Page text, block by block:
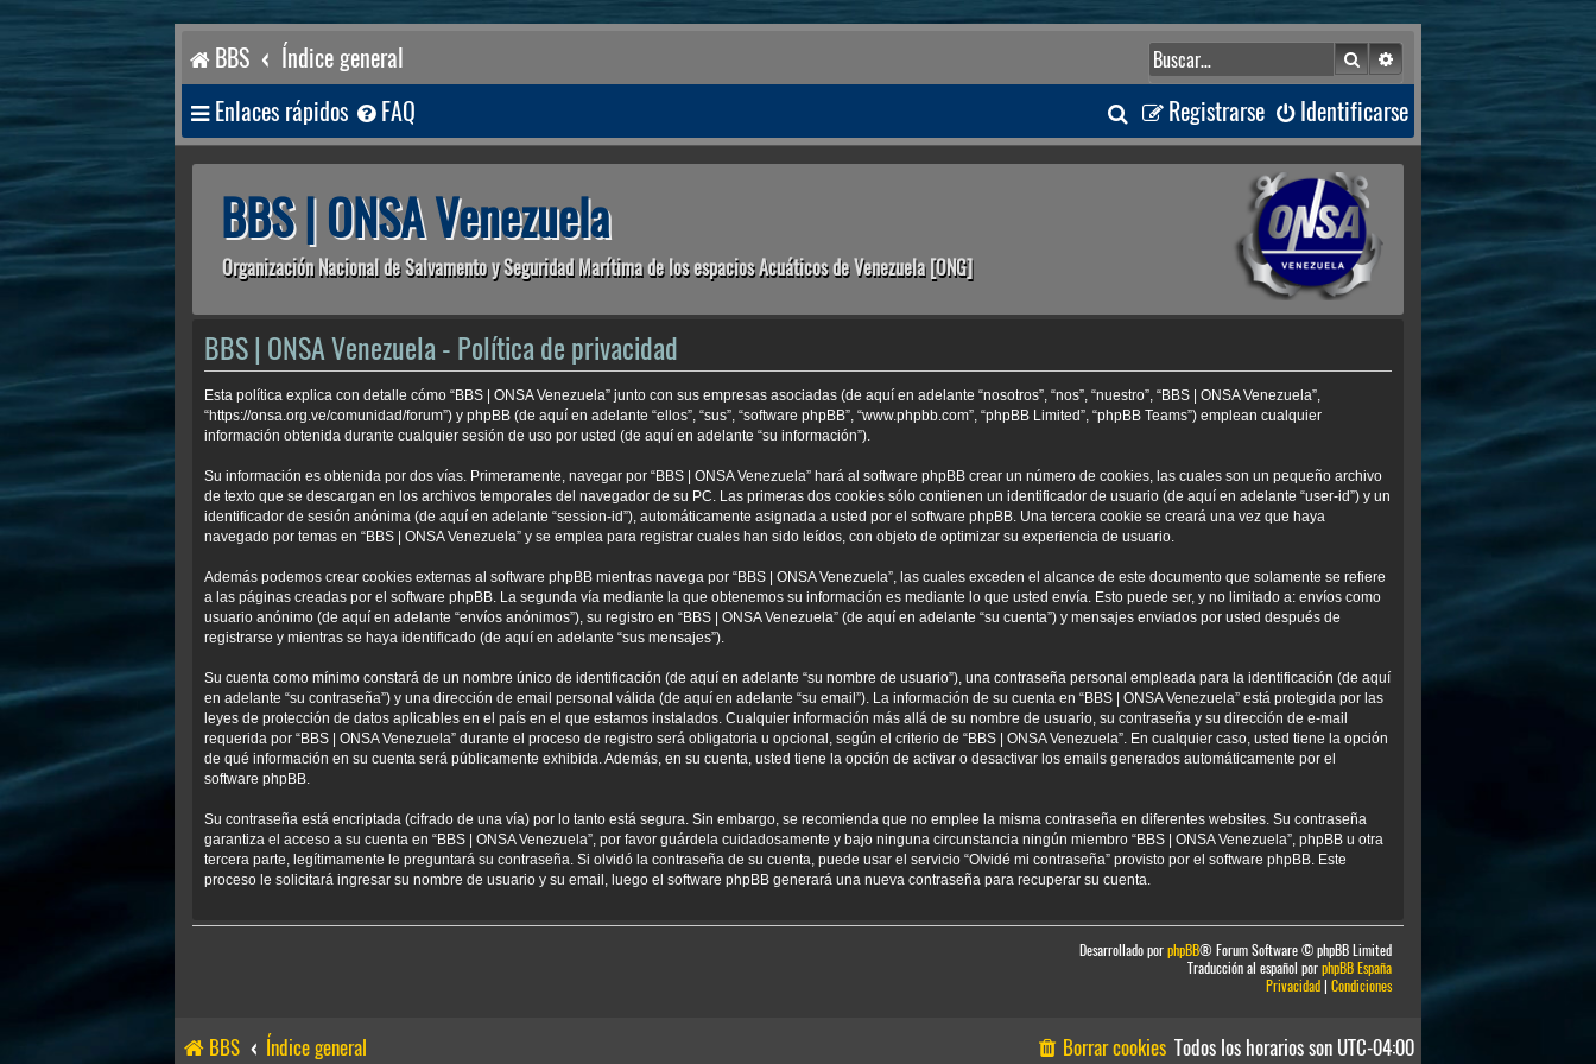
BBS Índice general BuscarBúsqueda avanzada
Enlaces rápidos FAQ Identificarse
Registrarse
B
u
a
r
BBS | ONSA Venezuela
Organización Nacional de Salvamento y Seguridad Marítima de los espacios Acuáticos de Venezuela [ONG]
BBS | ONSA Venezuela - Política de privacidad
Esta política explica con detalle cómo “BBS | ONSA Venezuela” junto con sus empresas asociadas (de aquí en adelante “nosotros”, “nos”, “nuestro”, “BBS | ONSA Venezuela”,
“https://onsa.org.ve/comunidad/forum”) y phpBB (de aquí en adelante “ellos”, “sus”, “software phpBB”, “www.phpbb.com”, “phpBB Limited”, “phpBB Teams”) emplean cualquier
información obtenida durante cualquier sesión de uso por usted (de aquí en adelante “su información”).
Su información es obtenida por dos vías. Primeramente, navegar por “BBS | ONSA Venezuela” hará al software phpBB crear un número de cookies, las cuales son un pequeño archivo
de texto que se descargan en los archivos temporales del navegador de su PC. Las primeras dos cookies sólo contienen un identificador de usuario (de aquí en adelante “user-id”) y un
identificador de sesión anónima (de aquí en adelante “session-id”), automáticamente asignada a usted por el software phpBB. Una tercera cookie se creará una vez que haya
navegado por temas en “BBS | ONSA Venezuela” y se emplea para registrar cuales han sido leídos, con objeto de optimizar su experiencia de usuario.
Además podemos crear cookies externas al software phpBB mientras navega por “BBS | ONSA Venezuela”, las cuales exceden el alcance de este documento que solamente se refiere
a las páginas creadas por el software phpBB. La segunda vía mediante la que obtenemos su información es mediante lo que usted envía. Esto puede ser, y no limitado a: envíos como
usuario anónimo (de aquí en adelante “envíos anónimos”), su registro en “BBS | ONSA Venezuela” (de aquí en adelante “su cuenta”) y mensajes enviados por usted después de
registrarse y mientras se haya identificado (de aquí en adelante “sus mensajes”).
Su cuenta como mínimo constará de un nombre único de identificación (de aquí en adelante “su nombre de usuario”), una contraseña personal empleada para la identificación (de aquí
en adelante “su contraseña”) y una dirección de email personal válida (de aquí en adelante “su email”). La información de su cuenta en “BBS | ONSA Venezuela” está protegida por las
leyes de protección de datos aplicables en el país en el que estamos instalados. Cualquier información más allá de su nombre de usuario, su contraseña y su dirección de e-mail
requerida por “BBS | ONSA Venezuela” durante el proceso de registro será obligatoria u opcional, según el criterio de “BBS | ONSA Venezuela”. En cualquier caso, usted tiene la opción
de qué información en su cuenta será públicamente exhibida. Además, en su cuenta, usted tiene la opción de activar o desactivar los emails generados automáticamente por el
software phpBB.
Su contraseña está encriptada (cifrado de una vía) por lo tanto está segura. Sin embargo, se recomienda que no emplee la misma contraseña en diferentes websites. Su contraseña
garantiza el acceso a su cuenta en “BBS | ONSA Venezuela”, por favor guárdela cuidadosamente y bajo ninguna circunstancia ningún miembro “BBS | ONSA Venezuela”, phpBB u otra
tercera parte, legítimamente le preguntará su contraseña. Si olvidó la contraseña de su cuenta, puede usar el servicio “Olvidé mi contraseña” provisto por el software phpBB. Este
proceso le solicitará ingresar su nombre de usuario y su email, luego el software phpBB generará una nueva contraseña para recuperar su cuenta.
Desarrollado porphpBB® Forum Software © phpBB Limited
Traducción al español porphpBB España
Privacidad| Condiciones
BBS Índice general Todos los horarios son UTC-04:00
Borrar cookies